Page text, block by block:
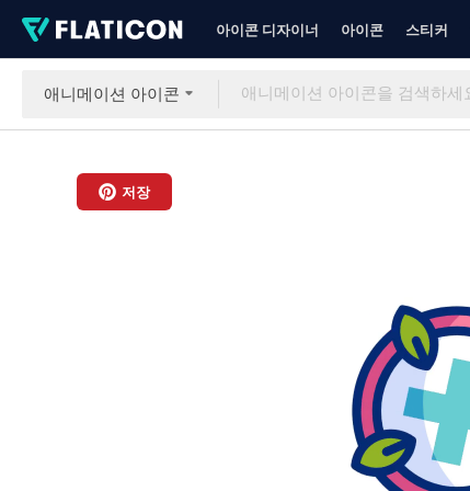
아이콘 디자이너 아이콘 스티커
애니메이션 아이콘
저장